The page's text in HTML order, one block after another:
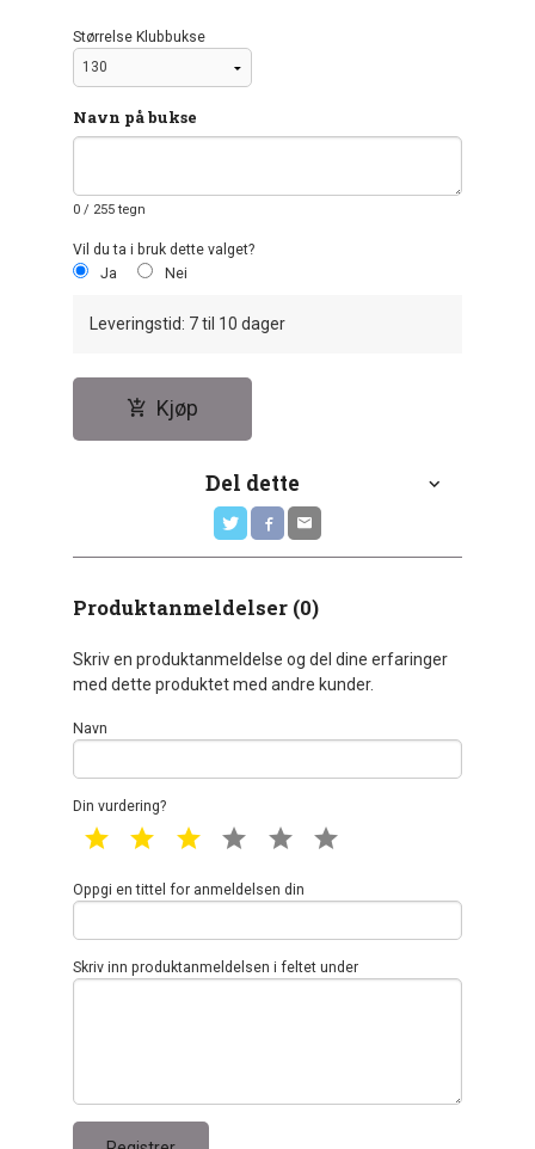
Størrelse Klubbukse
Navn på bukse
0 / 255 tegn
Vil du ta i bruk dette valget?
Ja
Nei
Leveringstid: 7 til 10 dager
Kjøp
Del dette
Produktanmeldelser (0)
Skriv en produktanmeldelse og del dine erfaringer
med dette produktet med andre kunder.
Navn
Din vurdering?
1 star 2 star 3 star 4 star 5 star
Oppgi en tittel for anmeldelsen din
Skriv inn produktanmeldelsen i feltet under